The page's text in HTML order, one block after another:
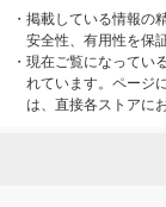
・ 掲載している情報の
安全性、有用性を保
・ 現在ご覧になってい
れています。ページ
は、直接各ストアに